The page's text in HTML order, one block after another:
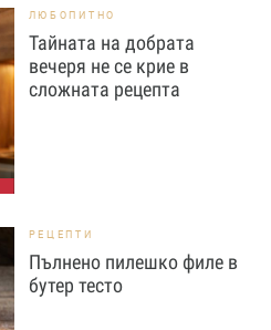
ЛЮБОПИТНО
Тайната на добрата
вечеря не се крие в
сложната рецепта
РЕЦЕПТИ
Пълнено пилешко филе в
бутер тесто